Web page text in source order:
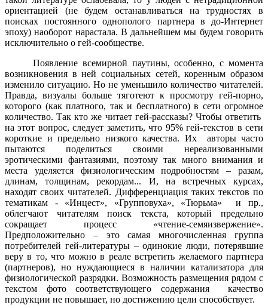
ориентацией (не будем останавливаться на трудностях в
поисках постоянного однополого партнера в до-Интернет
эпоху) наоборот нарастала. В дальнейшем мы будем говорить
исключительно о гей-сообществе.
Появление всемирной паутины, особенно, с момента
возникновения в ней социальных сетей, коренным образом
изменило ситуацию. Но не уменьшило количество читателей.
Правда, визуалы больше тяготеют к просмотру гей-порно,
которого (как платного, так и бесплатного) в сети огромное
количество. Так кто же читает гей-рассказы? Чтобы ответить
на этот вопрос, следует заметить, что 95% гей-текстов в сети
короткие и предельно низкого качества. Их авторы часто
пытаются поделиться своими нереализованными
эротическими фантазиями, поэтому так много внимания и
места уделяется физиологическим подробностям – разам,
длинам, толщинам, рекордам... И, на встречных курсах,
находят своих читателей. Дифференциация таких текстов по
тематикам - «Инцест», «Групповуха», «Тюрьма» и пр.,
облегчают читателям поиск текста, который предельно
сокращает процесс «чтение-семяизвержение».
Предположительно – это самая многочисленная группа
потребителей гей-литературы – одинокие люди, потерявшие
веру в то, что можно в реале встретить желаемого партнера
(партнеров), но нуждающиеся в наличии катализатора для
физиологической разрядки. Возможность размещения рядом с
текстом фото соответствующего содержания качество
продукции не повышает, но достижению цели способствует.